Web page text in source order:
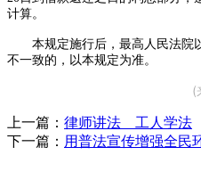
计算。
本规定施行后，最高人民法院
不一致的，以本规定为准。
(
上一篇： 律师讲法 工人学法
下一篇： 用普法宣传增强全民